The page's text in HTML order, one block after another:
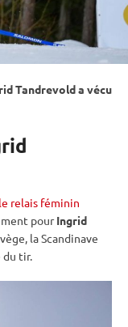
Tandrevold a vécu
relais féminin
pourIngrid
la Scandinave
du tir.